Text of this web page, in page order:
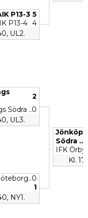
P13-3 5
P13-4 4
UL2.
2
Södra ..0
UL3.
0
1
NY1.
Södra ..
IFK Örby
Kl.